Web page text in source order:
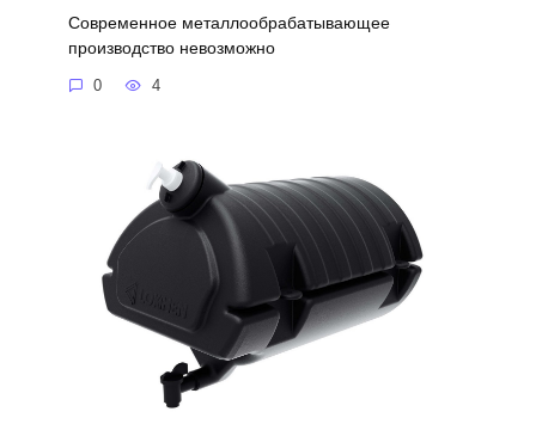
Современное металлообрабатывающее
производство невозможно
0 4